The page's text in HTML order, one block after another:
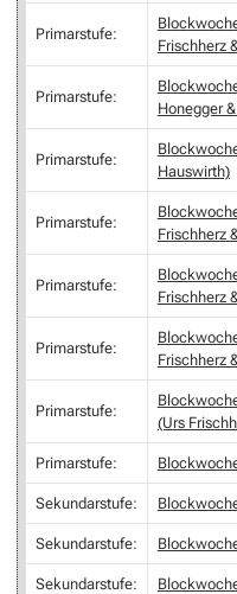
Primarstufe:
Frischherz
Primarstufe:
Honegger
Primarstufe:
Hauswirth)
Primarstufe:
Frischherz
Primarstufe:
Frischherz
Primarstufe:
Frischherz
Primarstufe:
(Urs
Primarstufe:
Sekundarstufe:
Sekundarstufe:
Sekundarstufe: